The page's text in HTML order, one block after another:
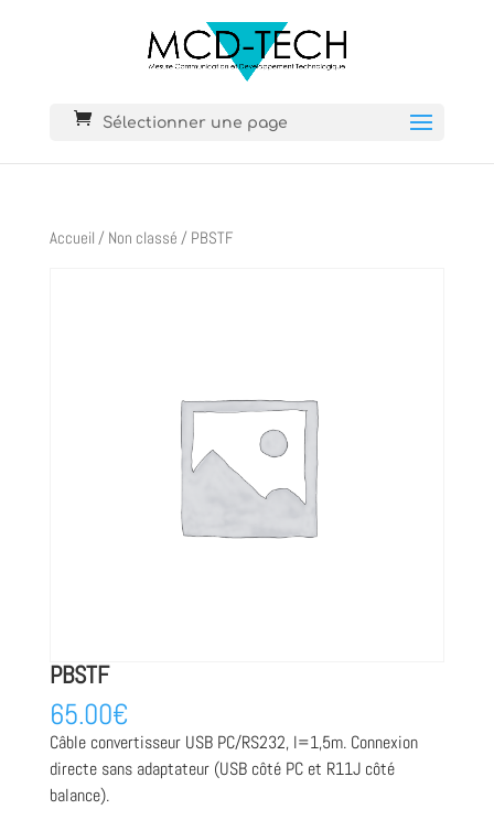
Sélectionner une page
Accueil / Non classé / PBSTF
PBSTF
65.00€
Câble convertisseur USB PC/RS232, l=1,5m. Connexion
directe sans adaptateur (USB côté PC et R11J côté
balance).